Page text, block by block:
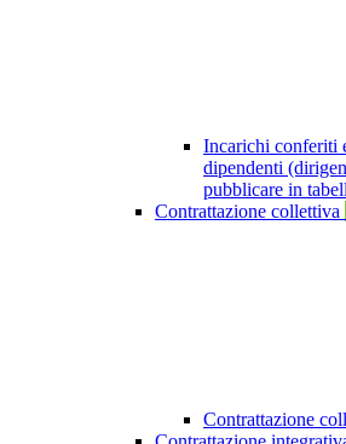
Incarichi conferiti
dipendenti
pubblicare in
Contrattazione collettiva
Contrattazione